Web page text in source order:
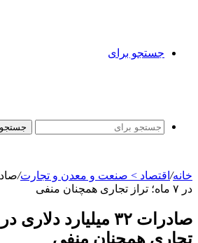
جستجو برای
خانه/ اقتصاد > صنعت و معدن و تجارت/
در ۷ ماه؛ تراز تجاری همچنان منفی
تجاری همچنان منفی